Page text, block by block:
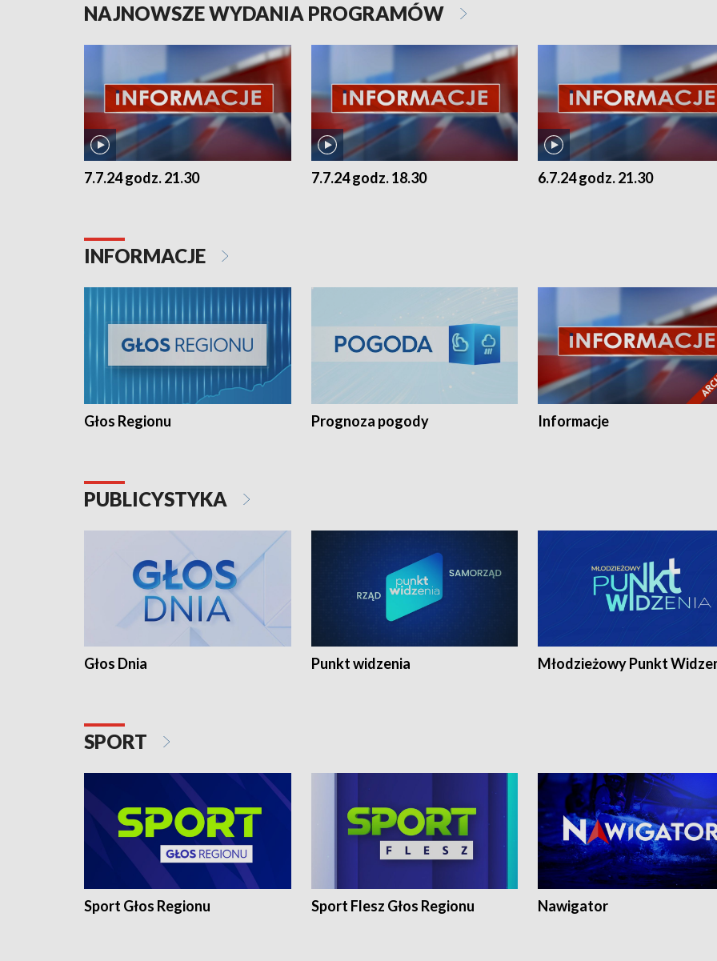
NAJNOWSZE WYDANIA PROGRAMÓW
7.7.24 godz. 21.30 7.7.24 godz. 18.30 6.7.24 godz. 21.30
INFORMACJE
Głos Regionu Prognoza pogody Informacje
PUBLICYSTYKA
Głos Dnia Punkt widzenia Młodzieżowy Punkt
SPORT
Sport Głos Regionu Sport Flesz Głos Regionu Nawigator